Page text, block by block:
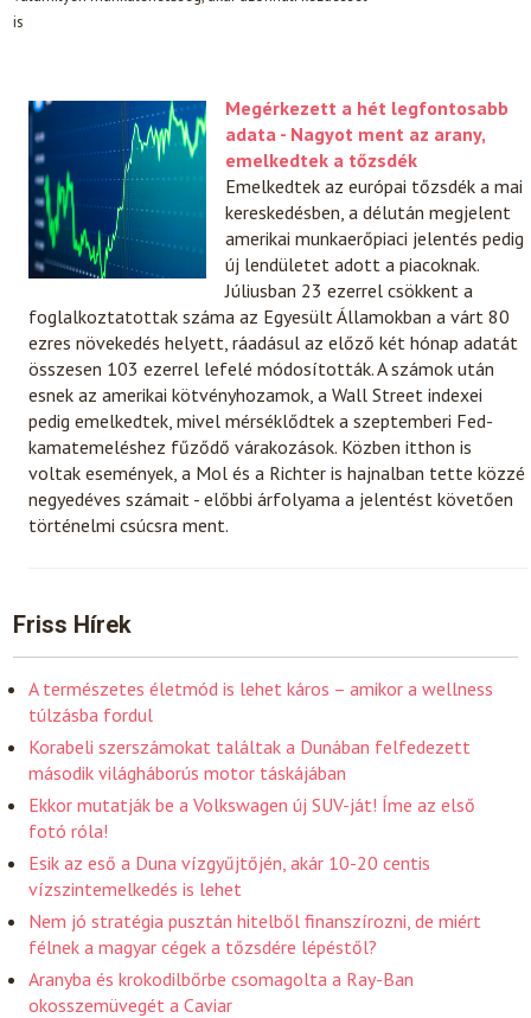
is
Megérkezett a hét legfontosabb
adata - Nagyot ment az arany,
emelkedtek a tőzsdék
Emelkedtek az európai tőzsdék a mai
kereskedésben, a délután megjelent
amerikai munkaerőpiaci jelentés pedig
új lendületet adott a piacoknak.
Júliusban 23 ezerrel csökkent a
foglalkoztatottak száma az Egyesült Államokban a várt 80
ezres növekedés helyett, ráadásul az előző két hónap adatát
összesen 103 ezerrel lefelé módosították. A számok után
esnek az amerikai kötvényhozamok, a Wall Street indexei
pedig emelkedtek, mivel mérséklődtek a szeptemberi Fed-
kamatemeléshez fűződő várakozások. Közben itthon is
voltak események, a Mol és a Richter is hajnalban tette közzé
negyedéves számait - előbbi árfolyama a jelentést követően
történelmi csúcsra ment.
Friss Hírek
A természetes életmód is lehet káros – amikor a wellness
túlzásba fordul
Korabeli szerszámokat találtak a Dunában felfedezett
második világháborús motor táskájában
Ekkor mutatják be a Volkswagen új SUV-ját! Íme az első
fotó róla!
Esik az eső a Duna vízgyűjtőjén, akár 10-20 centis
vízszintemelkedés is lehet
Nem jó stratégia pusztán hitelből finanszírozni, de miért
félnek a magyar cégek a tőzsdére lépéstől?
Aranyba és krokodilbőrbe csomagolta a Ray-Ban
okosszemüvegét a Caviar